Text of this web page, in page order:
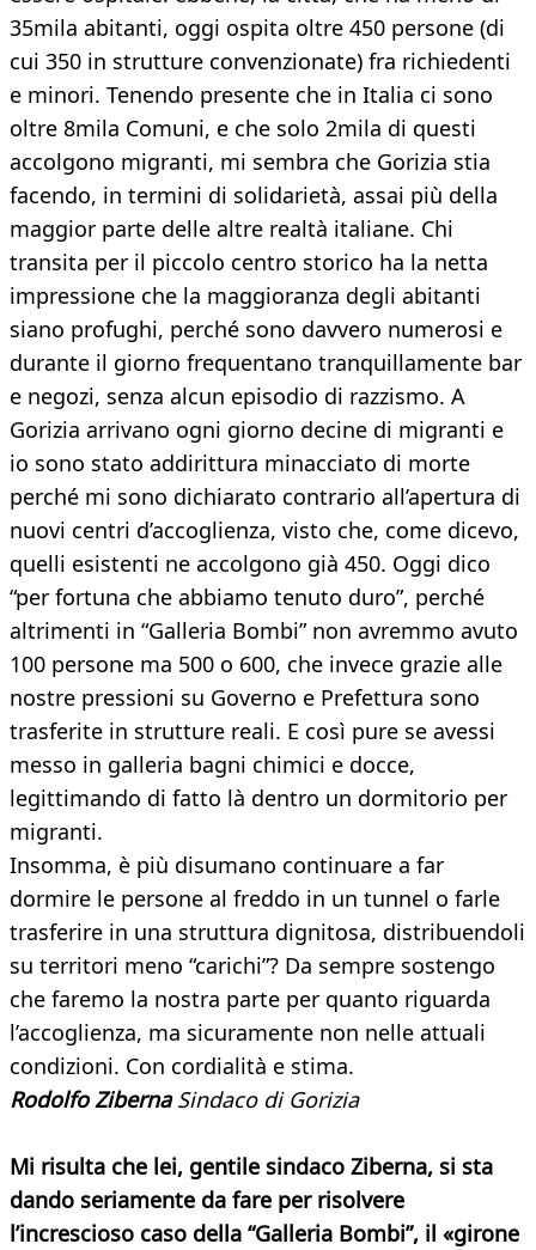
35mila abitanti, oggi ospita oltre 450 persone (di
cui 350 in strutture convenzionate) fra richiedenti
e minori. Tenendo presente che in Italia ci sono
oltre 8mila Comuni, e che solo 2mila di questi
accolgono migranti, mi sembra che Gorizia stia
facendo, in termini di solidarietà, assai più della
maggior parte delle altre realtà italiane. Chi
transita per il piccolo centro storico ha la netta
impressione che la maggioranza degli abitanti
siano profughi, perché sono davvero numerosi e
durante il giorno frequentano tranquillamente bar
e negozi, senza alcun episodio di razzismo. A
Gorizia arrivano ogni giorno decine di migranti e
io sono stato addirittura minacciato di morte
perché mi sono dichiarato contrario all’apertura di
nuovi centri d’accoglienza, visto che, come dicevo,
quelli esistenti ne accolgono già 450. Oggi dico
“per fortuna che abbiamo tenuto duro”, perché
altrimenti in “Galleria Bombi” non avremmo avuto
100 persone ma 500 o 600, che invece grazie alle
nostre pressioni su Governo e Prefettura sono
trasferite in strutture reali. E così pure se avessi
messo in galleria bagni chimici e docce,
legittimando di fatto là dentro un dormitorio per
migranti.
Insomma, è più disumano continuare a far
dormire le persone al freddo in un tunnel o farle
trasferire in una struttura dignitosa, distribuendoli
su territori meno “carichi”? Da sempre sostengo
che faremo la nostra parte per quanto riguarda
l’accoglienza, ma sicuramente non nelle attuali
condizioni. Con cordialità e stima.
Rodolfo Ziberna Sindaco di Gorizia
Mi risulta che lei, gentile sindaco Ziberna, si sta
dando seriamente da fare per risolvere
l’increscioso caso della “Galleria Bombi”, il «girone